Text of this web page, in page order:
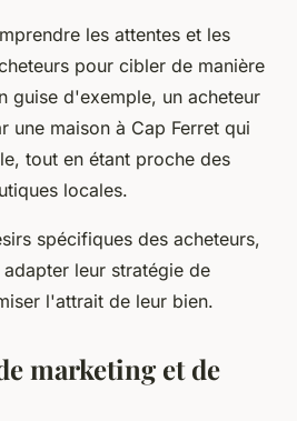
les attentes et les
pour cibler de manière
guise d'exemple, un acheteur
une maison à Cap Ferret qui
tout en étant proche des
locales.
spécifiques des acheteurs,
leur stratégie de
l'attrait de leur bien.
marketing et de